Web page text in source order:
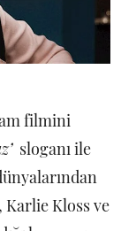
filmini
sloganı ile
Karlie Kloss ve